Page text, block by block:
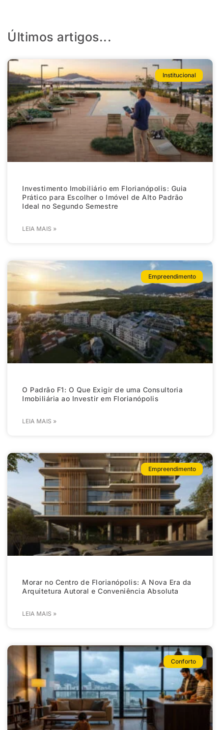
Últimos artigos...
Institucional
Investimento Imobiliário em Florianópolis: Guia
Prático para Escolher o Imóvel de Alto Padrão
Ideal no Segundo Semestre
LEIA MAIS »
Empreendimento
O Padrão F1: O Que Exigir de uma Consultoria
Imobiliária ao Investir em Florianópolis
LEIA MAIS »
Empreendimento
Morar no Centro de Florianópolis: A Nova Era da
Arquitetura Autoral e Conveniência Absoluta
LEIA MAIS »
Conforto